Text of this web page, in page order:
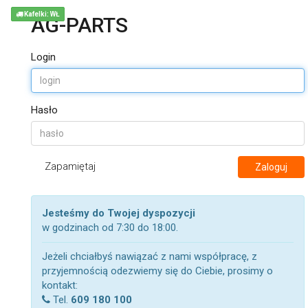
AG-PARTS
Login
Hasło
Zapamiętaj Zaloguj
Jesteśmy do Twojej dyspozycji
w godzinach od 7:30 do 18:00.
Jeżeli chciałbyś nawiązać z nami współpracę, z
przyjemnością odezwiemy się do Ciebie, prosimy o
kontakt:
Tel. 609 180 100
Kafelki: WŁ